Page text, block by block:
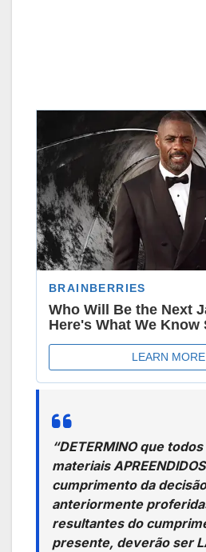
“DETERMINO que
materiais
cumprimento da
anteriormente
resultantes do
presente, deverão ser